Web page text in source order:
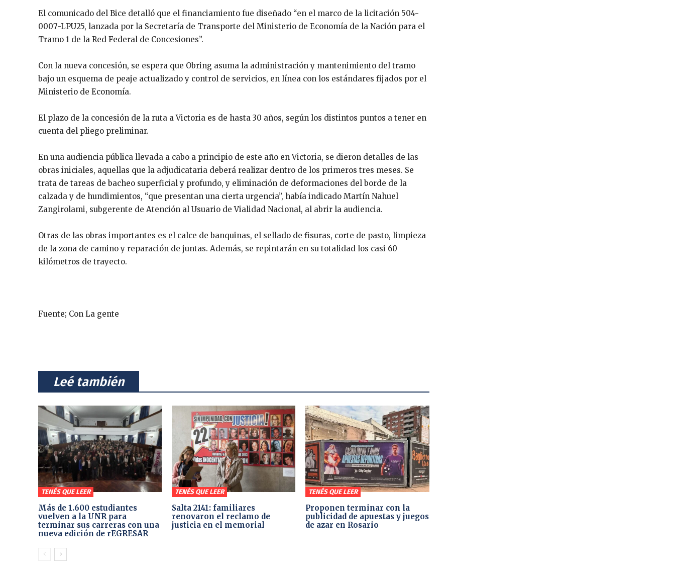
El comunicado del Bice detalló que el financiamiento fue diseñado “en el marco de la licitación 504-
0007-LPU25, lanzada por la Secretaría de Transporte del Ministerio de Economía de la Nación para el
Tramo 1 de la Red Federal de Concesiones”.
Con la nueva concesión, se espera que Obring asuma la administración y mantenimiento del tramo
bajo un esquema de peaje actualizado y control de servicios, en línea con los estándares fijados por el
Ministerio de Economía.
El plazo de la concesión de la ruta a Victoria es de hasta 30 años, según los distintos puntos a tener en
cuenta del pliego preliminar.
En una audiencia pública llevada a cabo a principio de este año en Victoria, se dieron detalles de las
obras iniciales, aquellas que la adjudicataria deberá realizar dentro de los primeros tres meses. Se
trata de tareas de bacheo superficial y profundo, y eliminación de deformaciones del borde de la
calzada y de hundimientos, “que presentan una cierta urgencia”, había indicado Martín Nahuel
Zangirolami, subgerente de Atención al Usuario de Vialidad Nacional, al abrir la audiencia.
Otras de las obras importantes es el calce de banquinas, el sellado de fisuras, corte de pasto, limpieza
de la zona de camino y reparación de juntas. Además, se repintarán en su totalidad los casi 60
kilómetros de trayecto.
Fuente; Con La gente
⠀Leé también⠀
TENÉS QUE LEER
Más de 1.600 estudiantes
vuelven a la UNR para
terminar sus carreras con una
nueva edición de rEGRESAR
TENÉS QUE LEER
Salta 2141: familiares
renovaron el reclamo de
justicia en el memorial
TENÉS QUE LEER
Proponen terminar con la
publicidad de apuestas y juegos
de azar en Rosario